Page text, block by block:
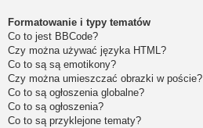
Formatowanie i typy tematów
Co to jest BBCode?
Czy można używać języka HTML?
Co to są są emotikony?
Czy można umieszczać obrazki w poście?
Co to są ogłoszenia globalne?
Co to są ogłoszenia?
Co to są przyklejone tematy?